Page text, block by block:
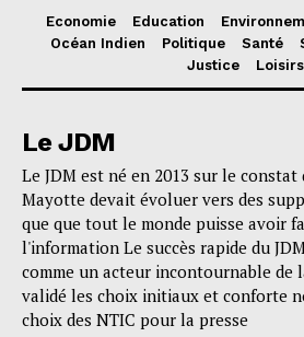
Economie Education
Océan Indien
Politique Santé
Justice
Loisirs
Le JDM
Le JDM est né en 2013 sur le constat
Mayotte devait évoluer vers des
que que tout le monde puisse avoir
l'information Le succès rapide du
comme un acteur incontournable de
validé les choix initiaux et conforte
choix des NTIC pour la presse